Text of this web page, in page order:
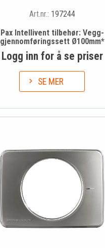
Art.nr.: 197244
Pax Intellivent tilbehør: Vegg-
gjennomføringssett Ø100mm*
Logg inn for å se priser
SE MER